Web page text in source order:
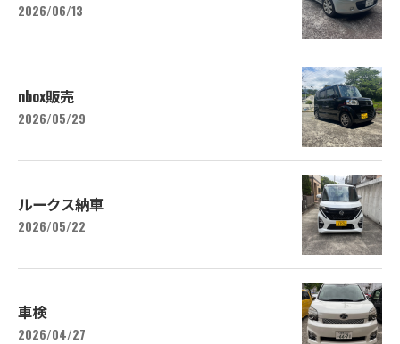
2026/06/13
nbox販売
2026/05/29
ルークス納車
2026/05/22
車検
2026/04/27